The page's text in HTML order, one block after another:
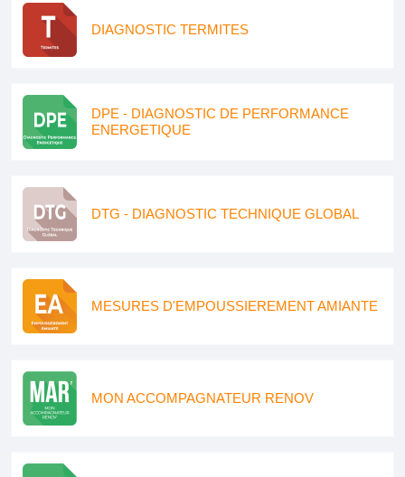
DIAGNOSTIC TERMITES
DPE - DIAGNOSTIC DE PERFORMANCE
ENERGETIQUE
DTG - DIAGNOSTIC TECHNIQUE GLOBAL
MESURES D'EMPOUSSIEREMENT AMIANTE
MON ACCOMPAGNATEUR RENOV